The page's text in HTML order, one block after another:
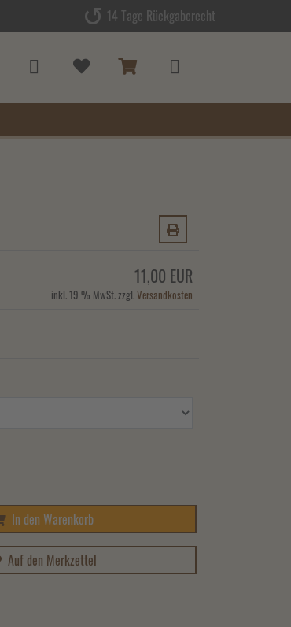
14 Tage Rückgaberecht
11,00 EUR
inkl. 19 % MwSt. zzgl.Versandkosten
In den Warenkorb
Auf den Merkzettel